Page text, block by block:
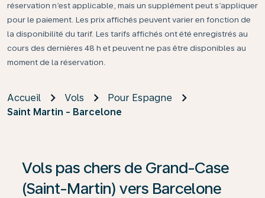
réservation n’est applicable, mais un supplément peut s’appliquer
pour le paiement. Les prix affichés peuvent varier en fonction de
la disponibilité du tarif. Les tarifs affichés ont été enregistrés au
cours des dernières 48 h et peuvent ne pas être disponibles au
moment de la réservation.
Accueil Vols
Pour Espagne
Saint Martin - Barcelone
Vols pas chers de Grand-Case
(Saint-Martin) vers Barcelone
Si aucun résultat n’est disponible, cliquez sur «